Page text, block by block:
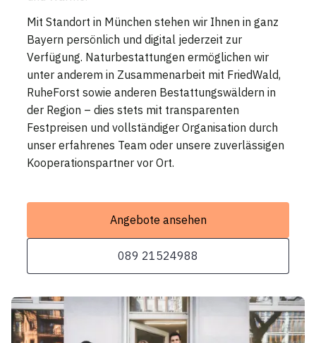
Mit Standort in München stehen wir Ihnen in ganz
Bayern persönlich und digital jederzeit zur
Verfügung. Naturbestattungen ermöglichen wir
unter anderem in Zusammenarbeit mit FriedWald,
RuheForst sowie anderen Bestattungswäldern in
der Region – dies stets mit transparenten
Festpreisen und vollständiger Organisation durch
unser erfahrenes Team oder unsere zuverlässigen
Kooperationspartner vor Ort.
Angebote ansehen
089 21524988